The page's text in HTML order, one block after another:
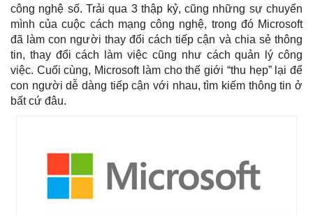
công nghệ số. Trải qua 3 thập kỷ, cũng những sự chuyển
mình của cuộc cách mạng công nghệ, trong đó Microsoft
đã làm con người thay đổi cách tiếp cận và chia sẻ thông
tin, thay đổi cách làm việc cũng như cách quản lý công
việc. Cuối cùng, Microsoft làm cho thế giới “thu hẹp” lại để
con người dễ dàng tiếp cận với nhau, tìm kiếm thông tin ở
bất cứ đâu.